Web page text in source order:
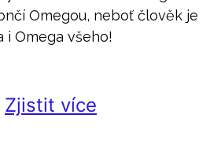
Omegou, neboť člověk je
i Omega všeho!
Zjistit více